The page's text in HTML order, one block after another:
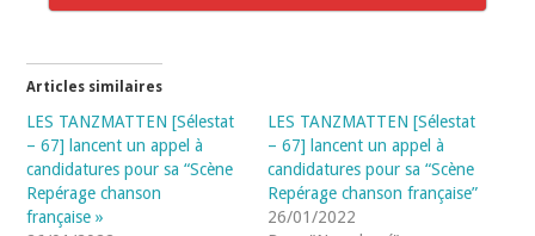
Articles similaires
LES TANZMATTEN [Sélestat
– 67] lancent un appel à
candidatures pour sa “Scène
Repérage chanson
française »
LES TANZMATTEN [Sélestat
– 67] lancent un appel à
candidatures pour sa “Scène
Repérage chanson française”
26/01/2022